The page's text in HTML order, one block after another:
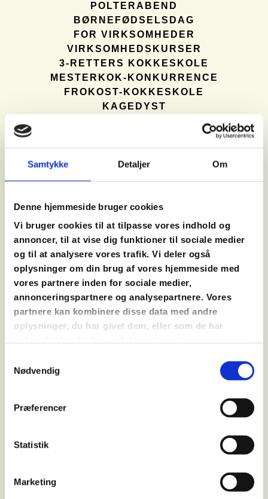
Samtykke Detaljer Om
Denne hjemmeside bruger cookies
Vi bruger cookies til at tilpasse vores indhold og
annoncer, til at vise dig funktioner til sociale medier
og til at analysere vores trafik. Vi deler også
oplysninger om din brug af vores hjemmeside med
vores partnere inden for sociale medier,
annonceringspartnere og analysepartnere. Vores
partnere kan kombinere disse data med andre
oplysninger, du har givet dem, eller som de har
Nødvendig
Præferencer
Statistik
Marketing
POLTERABEND
BØRNEFØDSELSDAG
FOR VIRKSOMHEDER
VIRKSOMHEDSKURSER
3-RETTERS KOKKESKOLE
MESTERKOK-KONKURRENCE
FROKOST-KOKKESKOLE
KAGEDYST
FLØDEBOLLEKURSUS
MACARONKURSUS
JULEFROKOST
MASTERCHEF JUL
JULEBAGEKURSUS
DEN STORE JULEKAGEDYST
SMØRREBRØDSKURSUS
JULE-CHOKOLADEKURSUS
MØDEPAKKER
OPSKRIFTER
4 dl sukker
Pil løgene med lad top og bund sidde. Skær dem
Kog lagen op af eddike og sukker og kom så